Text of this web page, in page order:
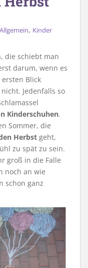
Allgemein, Kinder
die schiebt man
darum, wenn es
Blick
Jedenfalls so
Kinderschuhen.
Sommer, die
Herbst geht,
zu spät zu sein.
groß in die Falle
noch an wie
schon ganz